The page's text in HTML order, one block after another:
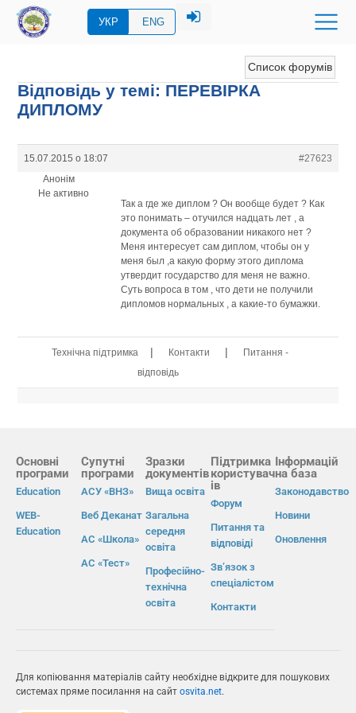
УКР ENG
Список форумів
Відповідь у темі: ПЕРЕВIРКА
ДИПЛОМУ
15.07.2015 о 18:07
#27623
Анонім
Не активно
Так а где же диплом ? Он вообще будет ? Как
это понимать – отучился надцать лет , а
документа об образовании никакого нет ?
Меня интересует сам диплом, чтобы он у
меня был ,а какую форму этого диплома
утвердит государство для меня не важно.
Суть вопроса в том , что дети не получили
дипломов нормальных , а какие-то бумажки.
Технічна підтримка | Контакти |
Питання -
відповідь
Основні
програми
Education
WEB-
Education
Супутні
програми
АСУ «ВНЗ»
Веб Деканат
АС «Школа»
АС «Тест»
Зразки
документів
Вища освіта
Загальна
середня
освіта
Професійно-
технічна
освіта
Підтримка
користувач
ів
Форум
Питання та
відповіді
Зв’язок з
спеціалістом
Контакти
Інформацій
на база
Законодавство
Новини
Оновлення
Для копіювання матеріалів сайту необхідне відкрите для пошукових
системах пряме посилання на сайт osvita.net.